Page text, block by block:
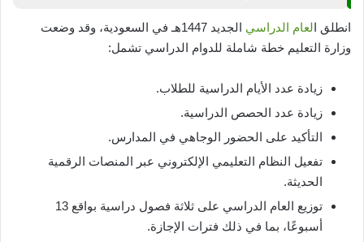
انطلق العام الدراسي
الجديد 1447هـ في السعودية، وقد وضعت
وزارة التعليم خطة شاملة للدوام الدراسي تشمل:
زيادة عدد الأيام الدراسية للطلاب.
زيادة عدد الحصص الدراسية.
التأكيد على الحضور الوجاهي في المدارس.
تفعيل النظام التعليمي الإلكتروني عبر المنصات الرقمية
الحديثة.
توزيع العام الدراسي على ثلاثة فصول دراسية بواقع 13
أسبوعًا، بما في ذلك فترات الإجازة.